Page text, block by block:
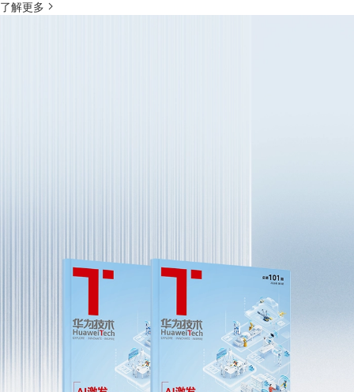
了解更多